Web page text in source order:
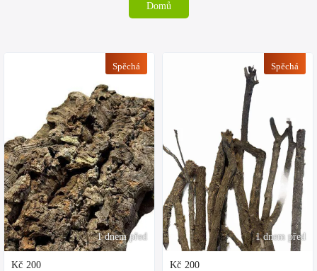
Domů
1 dnem před
Spěchá
Kč 200
1 dnem před
Spěchá
Kč 200